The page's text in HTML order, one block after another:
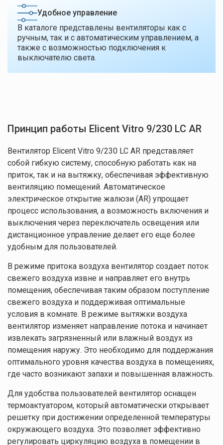
Удобное управление
В каталоге представлены вентиляторы как с
ручным, так и с автоматическим управлением, а
также с возможностью подключения к
выключателю света.
Принцип работы Elicent Vitro 9/230 LC AR
Вентилятор Elicent Vitro 9/230 LC AR представляет
собой гибкую систему, способную работать как на
приток, так и на вытяжку, обеспечивая эффективную
вентиляцию помещений. Автоматическое
электрическое открытие жалюзи (AR) упрощает
процесс использования, а возможность включения и
выключения через переключатель освещения или
дистанционное управление делает его еще более
удобным для пользователей.
В режиме притока воздуха вентилятор создает поток
свежего воздуха извне и направляет его внутрь
помещения, обеспечивая таким образом поступление
свежего воздуха и поддерживая оптимальные
условия в комнате. В режиме вытяжки воздуха
вентилятор изменяет направление потока и начинает
извлекать загрязненный или влажный воздух из
помещения наружу. Это необходимо для поддержания
оптимального уровня качества воздуха в помещениях,
где часто возникают запахи и повышенная влажность.
Для удобства пользователей вентилятор оснащен
термоактуатором, который автоматически открывает
решетку при достижении определенной температуры
окружающего воздуха. Это позволяет эффективно
регулировать циркуляцию воздуха в помещении в